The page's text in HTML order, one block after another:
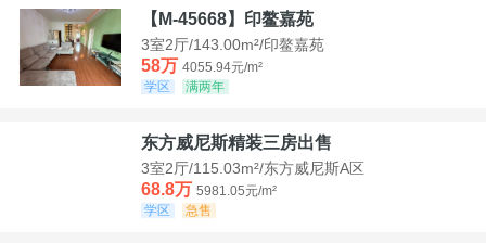
【M-45668】印鳌嘉苑
3室2厅/143.00m²/印鳌嘉苑
58万 4055.94元/m²
学区
满两年
东方威尼斯精装三房出售
3室2厅/115.03m²/东方威尼斯A区
68.8万 5981.05元/m²
学区
急售